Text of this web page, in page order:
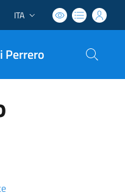
Lingua attiva:
ITA
Perrero